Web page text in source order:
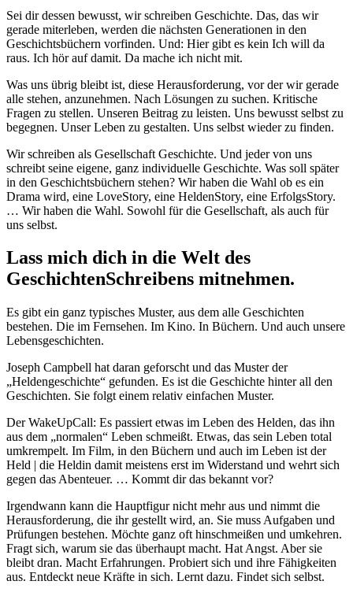
Sei dir dessen bewusst, wir schreiben Geschichte. Das, das wir
gerade miterleben, werden die nächsten Generationen in den
Geschichtsbüchern vorfinden. Und: Hier gibt es kein Ich will da
raus. Ich hör auf damit. Da mache ich nicht mit.
Was uns übrig bleibt ist, diese Herausforderung, vor der wir gerade
alle stehen, anzunehmen. Nach Lösungen zu suchen. Kritische
Fragen zu stellen. Unseren Beitrag zu leisten. Uns bewusst selbst zu
begegnen. Unser Leben zu gestalten. Uns selbst wieder zu finden.
Wir schreiben als Gesellschaft Geschichte. Und jeder von uns
schreibt seine eigene, ganz individuelle Geschichte. Was soll später
in den Geschichtsbüchern stehen? Wir haben die Wahl ob es ein
Drama wird, eine LoveStory, eine HeldenStory, eine ErfolgsStory.
… Wir haben die Wahl. Sowohl für die Gesellschaft, als auch für
uns selbst.
Lass mich dich in die Welt des
GeschichtenSchreibens mitnehmen.
Es gibt ein ganz typisches Muster, aus dem alle Geschichten
bestehen. Die im Fernsehen. Im Kino. In Büchern. Und auch unsere
Lebensgeschichten.
Joseph Campbell hat daran geforscht und das Muster der
„Heldengeschichte“ gefunden. Es ist die Geschichte hinter all den
Geschichten. Sie folgt einem relativ einfachen Muster.
Der WakeUpCall: Es passiert etwas im Leben des Helden, das ihn
aus dem „normalen“ Leben schmeißt. Etwas, das sein Leben total
umkrempelt. Im Film, in den Büchern und auch im Leben ist der
Held | die Heldin damit meistens erst im Widerstand und wehrt sich
gegen das Abenteuer. … Kommt dir das bekannt vor?
Irgendwann kann die Hauptfigur nicht mehr aus und nimmt die
Herausforderung, die ihr gestellt wird, an. Sie muss Aufgaben und
Prüfungen bestehen. Möchte ganz oft hinschmeißen und umkehren.
Fragt sich, warum sie das überhaupt macht. Hat Angst. Aber sie
bleibt dran. Macht Erfahrungen. Probiert sich und ihre Fähigkeiten
aus. Entdeckt neue Kräfte in sich. Lernt dazu. Findet sich selbst.